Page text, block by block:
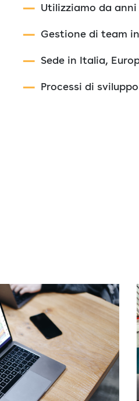
Utilizziamo da
Gestione di team
Sede in Italia,
Processi di